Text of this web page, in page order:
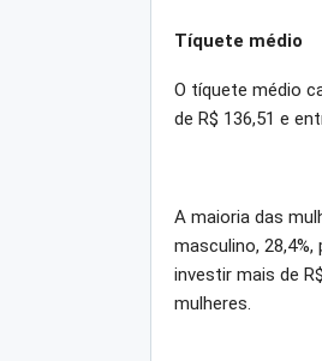
Tíquete médio
O tíquete médio
de R$ 136,51 e
A maioria das
masculino,
investir mais de
mulheres.